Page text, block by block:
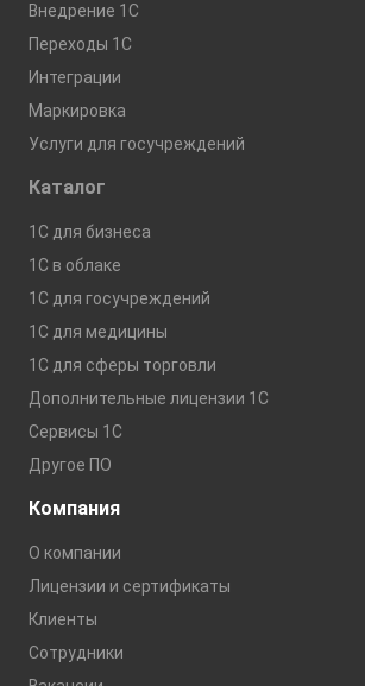
Внедрение 1С
Переходы 1С
Интеграции
Маркировка
Услуги для госучреждений
Каталог
1С для бизнеса
1C в облаке
1С для госучреждений
1С для медицины
1С для сферы торговли
Дополнительные лицензии 1С
Сервисы 1С
Другое ПО
Компания
О компании
Лицензии и сертификаты
Клиенты
Сотрудники